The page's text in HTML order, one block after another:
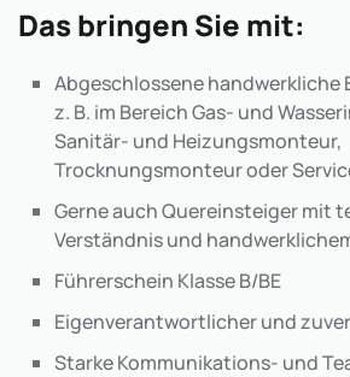
Das bringen Sie mit:
Abgeschlossene handwerkliche
z. B. im Bereich Gas- und
Sanitär- und Heizungsmonteur,
Trocknungsmonteur oder
Gerne auch Quereinsteiger mit
Verständnis und
Führerschein Klasse B/BE
Eigenverantwortlicher und
Starke Kommunikations- und